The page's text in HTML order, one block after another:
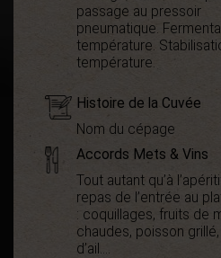
passage au pressoir
pneumatique.
température.
température.
Histoire de la Cuvée
Nom du cépage
Accords Mets & Vins
Tout autant qu’à
repas de l’entrée au
: coquillages, fruits de
chaudes, poisson
d’ail....